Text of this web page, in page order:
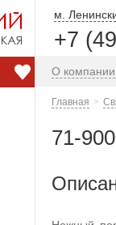
м.
+7
О компании
Главная
71-